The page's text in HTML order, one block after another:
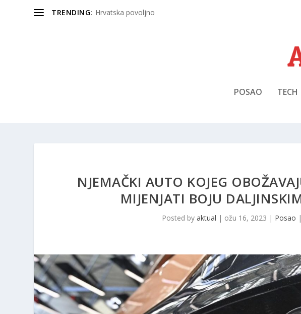
TRENDING: Hrvatska povoljno
POSAO TECH
NJEMAČKI AUTO KOJEG
MIJENJATI BOJU
Posted by aktual | ožu 16, 2023 | Posao |